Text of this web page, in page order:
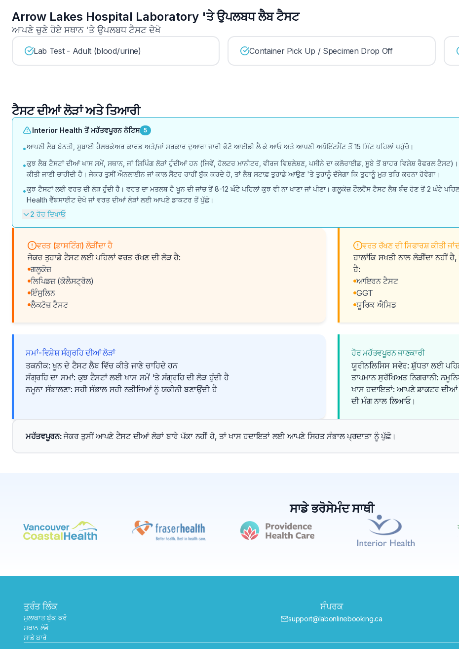
Arrow Lakes Hospital Laboratory 'ਤੇ ਉਪਲਬਧ ਲੈਬ ਟੈਸਟ
ਆਪਣੇ ਚੁਣੇ ਹੋਏ ਸਥਾਨ 'ਤੇ ਉਪਲਬਧ ਟੈਸਟ ਦੇਖੋ
Lab Test - Adult (blood/urine) Container Pick Up / Specimen Drop Off
ਟੈਸਟ ਦੀਆਂ ਲੋੜਾਂ ਅਤੇ ਤਿਆਰੀ
Interior Health ਤੋਂ ਮਹੱਤਵਪੂਰਨ ਨੋਟਿਸ 5
•ਆਪਣੀ ਲੈਬ ਬੇਨਤੀ, ਸੂਬਾਈ ਹੈਲਥਕੇਅਰ ਕਾਰਡ ਅਤੇ/ਜਾਂ ਸਰਕਾਰ ਦੁਆਰਾ ਜਾਰੀ ਫੋਟੋ ਆਈਡੀ ਲੈ ਕੇ ਆਓ ਅਤੇ ਆਪਣੀ ਅਪੌਇੰਟਮੈਂਟ ਤੋਂ 15 ਮਿੰਟ ਪਹਿਲਾਂ ਪਹੁੰਚੋ।
•ਕੁਝ ਲੈਬ ਟੈਸਟਾਂ ਦੀਆਂ ਖਾਸ ਸਮੇਂ, ਸਥਾਨ, ਜਾਂ ਸ਼ਿਪਿੰਗ ਲੋੜਾਂ ਹੁੰਦੀਆਂ ਹਨ (ਜਿਵੇਂ, ਹੋਲਟਰ ਮਾਨੀਟਰ, ਵੀਰਜ ਵਿਸ਼ਲੇਸ਼ਣ, ਪਸੀਨੇ ਦਾ ਕਲੋਰਾਈਡ, ਸੂਬੇ ਤੋਂ ਬਾਹਰ ਵਿਸ਼ੇਸ਼ ਰੈਫਰਲ
ਕੀਤੀ ਜਾਣੀ ਚਾਹੀਦੀ ਹੈ। ਜੇਕਰ ਤੁਸੀਂ ਔਨਲਾਈਨ ਜਾਂ ਕਾਲ ਸੈਂਟਰ ਰਾਹੀਂ ਬੁੱਕ ਕਰਦੇ ਹੋ, ਤਾਂ ਲੈਬ ਸਟਾਫ਼ ਤੁਹਾਡੇ ਆਉਣ 'ਤੇ ਤੁਹਾਨੂੰ ਦੱਸੇਗਾ ਕਿ ਤੁਹਾਨੂੰ ਮੁੜ ਤਹਿ ਕਰਨਾ ਹੋਵੇਗਾ।
•ਕੁਝ ਟੈਸਟਾਂ ਲਈ ਵਰਤ ਦੀ ਲੋੜ ਹੁੰਦੀ ਹੈ। ਵਰਤ ਦਾ ਮਤਲਬ ਹੈ ਖੂਨ ਦੀ ਜਾਂਚ ਤੋਂ 8-12 ਘੰਟੇ ਪਹਿਲਾਂ ਕੁਝ ਵੀ ਨਾ ਖਾਣਾ ਜਾਂ ਪੀਣਾ। ਗਲੂਕੋਜ਼ ਟੌਲਰੈਂਸ ਟੈਸਟ ਲੈਬ ਬੰਦ ਹੋਣ ਤੋਂ 2 ਘੰਟੇ
Health ਵੈੱਬਸਾਈਟ ਦੇਖੋ ਜਾਂ ਵਰਤ ਦੀਆਂ ਲੋੜਾਂ ਲਈ ਆਪਣੇ ਡਾਕਟਰ ਤੋਂ ਪੁੱਛੋ।
2 ਹੋਰ ਦਿਖਾਓ
ਵਰਤ (ਫ਼ਾਸਟਿੰਗ) ਲੋੜੀਂਦਾ ਹੈ
ਜੇਕਰ ਤੁਹਾਡੇ ਟੈਸਟ ਲਈ ਪਹਿਲਾਂ ਵਰਤ ਰੱਖਣ ਦੀ ਲੋੜ ਹੈ:
ਗਲੂਕੋਜ਼
ਲਿਪਿਡਜ਼ (ਕੋਲੈਸਟ੍ਰੋਲ)
ਇੰਸੁਲਿਨ
ਲੈਕਟੋਜ਼ ਟੈਸਟ
ਵਰਤ ਰੱਖਣ ਦੀ ਸਿਫਾਰਸ਼ ਕੀਤੀ
ਹਾਲਾਂਕਿ ਸਖਤੀ ਨਾਲ ਲੋੜੀਂਦਾ ਨਹੀਂ
ਹੈ:
ਆਇਰਨ ਟੈਸਟ
GGT
ਯੂਰਿਕ ਐਸਿਡ
ਸਮਾਂ-ਵਿਸ਼ੇਸ਼ ਸੰਗ੍ਰਹਿ ਦੀਆਂ ਲੋੜਾਂ
ਤਕਨੀਕ: ਖੂਨ ਦੇ ਟੈਸਟ ਲੈਬ ਵਿੱਚ ਕੀਤੇ ਜਾਣੇ ਚਾਹਿਦੇ ਹਨ
ਸੰਗ੍ਰਹਿ ਦਾ ਸਮਾਂ: ਕੁਝ ਟੈਸਟਾਂ ਲਈ ਖਾਸ ਸਮੇਂ 'ਤੇ ਸੰਗ੍ਰਹਿ ਦੀ ਲੋੜ ਹੁੰਦੀ ਹੈ
ਨਮੂਨਾ ਸੰਭਾਲਣਾ: ਸਹੀ ਸੰਭਾਲ ਸਹੀ ਨਤੀਜਿਆਂ ਨੂੰ ਯਕੀਨੀ ਬਣਾਉਂਦੀ ਹੈ
ਹੋਰ ਮਹੱਤਵਪੂਰਨ ਜਾਣਕਾਰੀ
ਯੂਰੀਨਲਿਸਿਸ ਸਵੇਰ: ਸ਼ੁੱਧਤਾ ਲਈ
ਤਾਪਮਾਨ ਸੁਰੱਖਿਅਤ ਨਿਗਰਾਨੀ:
ਖਾਸ ਹਦਾਇਤਾਂ: ਆਪਣੇ ਡਾਕਟਰ ਦੀਆਂ
ਦੀ ਮੰਗ ਨਾਲ ਲਿਆਓ।
ਮਹੱਤਵਪੂਰਨ: ਜੇਕਰ ਤੁਸੀਂ ਆਪਣੇ ਟੈਸਟ ਦੀਆਂ ਲੋੜਾਂ ਬਾਰੇ ਪੱਕਾ ਨਹੀਂ ਹੋ, ਤਾਂ ਖਾਸ ਹਦਾਇਤਾਂ ਲਈ ਆਪਣੇ ਸਿਹਤ ਸੰਭਾਲ ਪ੍ਰਦਾਤਾ ਨੂੰ ਪੁੱਛੋ।
ਸਾਡੇ ਭਰੋਸੇਮੰਦ ਸਾਥੀ
ਤੁਰੰਤ ਲਿੰਕ
ਮੁਲਾਕਾਤ ਬੁੱਕ ਕਰੋ
ਸਥਾਨ ਲੱਭੋ
ਸਾਡੇ ਬਾਰੇ
ਸੰਪਰਕ
support@labonlinebooking.ca